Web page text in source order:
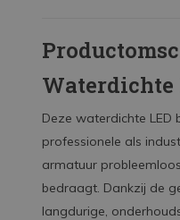
Waterdichte
Deze waterdichte LED
professionele als
armatuur
bedraagt. Dankzij de
langdurige,